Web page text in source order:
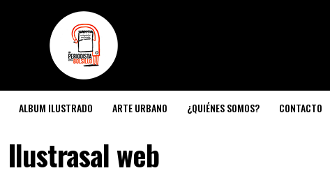
ALBUM ILUSTRADO ARTE URBANO ¿QUIÉNES SOMOS? CONTACTO
Ilustrasal web